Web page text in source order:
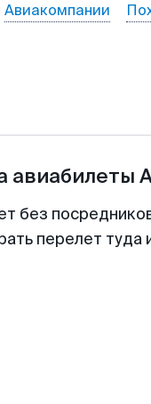
Авиакомпании
авиабилеты
без
перелет туда